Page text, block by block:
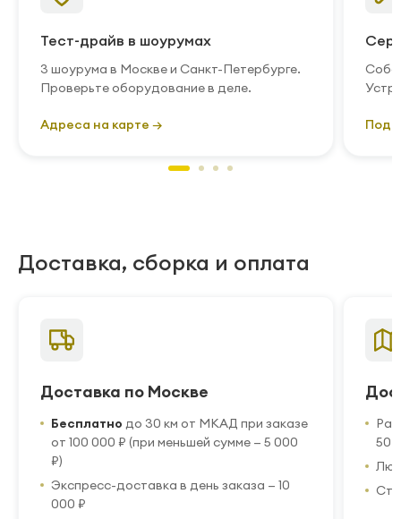
Тест-драйв в шоурумах
3 шоурума в Москве и Санкт-Петербурге.
Проверьте оборудование в деле.
Адреса на карте →
Доставка, сборка и оплата
Доставка по Москве
Бесплатно до 30 км от МКАД при заказе
от 100 000 ₽ (при меньшей сумме — 5 000
₽)
Экспресс-доставка в день заказа — 10
000 ₽
50